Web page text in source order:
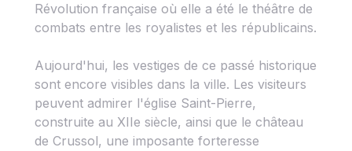
Révolution française où elle a été le théâtre de
combats entre les royalistes et les républicains.
Aujourd'hui, les vestiges de ce passé historique
sont encore visibles dans la ville. Les visiteurs
peuvent admirer l'église Saint-Pierre,
construite au XIIe siècle, ainsi que le château
de Crussol, une imposante forteresse